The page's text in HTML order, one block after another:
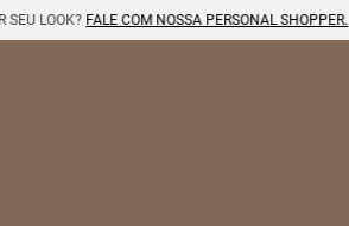
SEU LOOK? FALE COM NOSSA PERSONAL SHOPPER.